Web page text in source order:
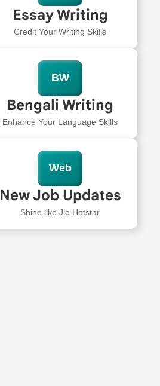
Essay Writing
Credit Your Writing Skills
BW
Bengali Writing
Enhance Your Language Skills
Web
New Job Updates
Shine like Jio Hotstar